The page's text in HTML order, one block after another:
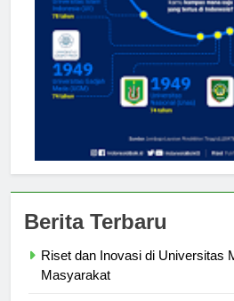
Berita Terbaru
Riset dan Inovasi di Universitas